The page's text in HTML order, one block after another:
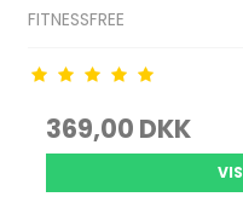
FITNESSFREE
369,00 DKK